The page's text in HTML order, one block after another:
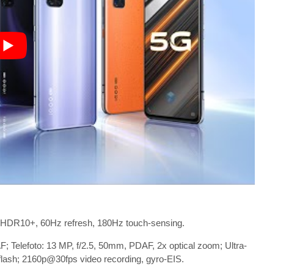
60Hz refresh, 180Hz touch-sensing.
Telefoto: 13 MP, f/2.5, 50mm, PDAF, 2x optical zoom; Ultra-
2160p@30fps video recording, gyro-EIS.